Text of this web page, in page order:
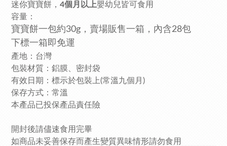
迷你寶寶餅， 4個月以上嬰幼兒皆可食用
容量：
寶寶餅一包約30g，賣場販售一箱，內含28包
下標一箱即免運
產地：台灣
包裝材質：鋁膜、密封袋
有效日期：標示於包裝上(常溫九個月)
保存方式：常溫
本產品已投保產品責任險
開封後請儘速食用完畢
如商品未妥善保存而產生變質異味情形請勿食用